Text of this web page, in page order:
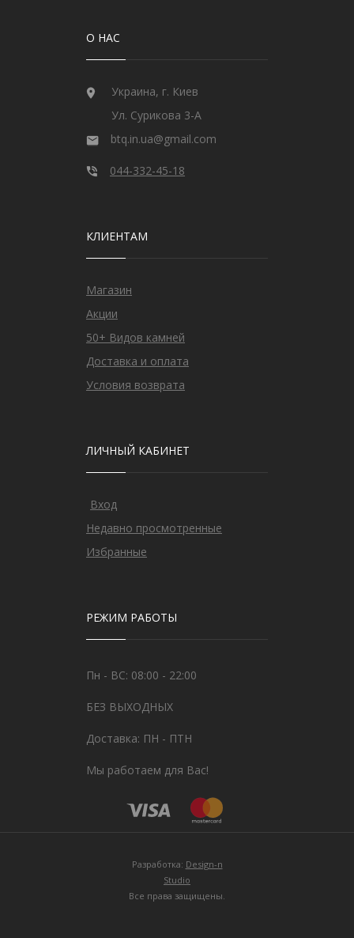
О НАС
Украина, г. Киев
Ул. Сурикова 3-А
btq.in.ua@gmail.com
044-332-45-18
КЛИЕНТАМ
Магазин
Акции
50+ Видов камней
Доставка и оплата
Условия возврата
ЛИЧНЫЙ КАБИНЕТ
Вход
Недавно просмотренные
Избранные
РЕЖИМ РАБОТЫ
Пн - ВС: 08:00 - 22:00
БЕЗ ВЫХОДНЫХ
Доставка: ПН - ПТН
Мы работаем для Вас!
Разработка: Design-n
Studio
Все права защищены.